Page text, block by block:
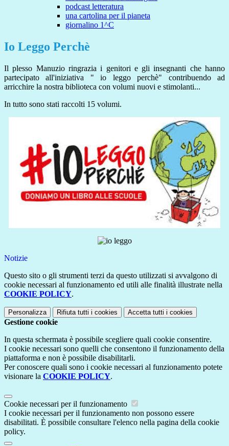
podcast letteratura
una cartolina per il pianeta
giornalino 1^C
Io Leggo Perchè
Il plesso Manuzio ringrazia i genitori e gli insegnanti che hanno
partecipato all'iniziativa " io leggo perchè" contribuendo ad
arricchire la nostra biblioteca con volumi nuovi e stimolanti...
In tutto sono stati raccolti 15 volumi.
Notizie
Questo sito o gli strumenti terzi da questo utilizzati si avvalgono di
cookie necessari al funzionamento ed utili alle finalità illustrate nella
COOKIE POLICY.
Personalizza Rifiuta tutti i cookies Accetta tutti i cookies
Gestione cookie
In questa schermata è possibile scegliere quali cookie consentire.
I cookie necessari sono quelli che consentono il funzionamento della
piattaforma e non è possibile disabilitarli.
Per conoscere quali sono i cookie necessari al funzionamento potete
visionare la COOKIE POLICY.
Cookie necessari per il funzionamento
I cookie necessari per il funzionamento non possono essere
disabilitati. È possibile consultare l'elenco nella pagina della cookie
policy.